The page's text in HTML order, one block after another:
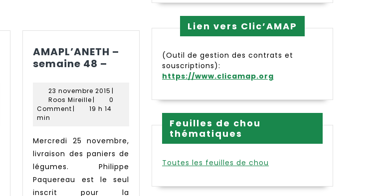
AMAPL’ANETH –
semaine 48 – AMAPL’ANETH
semaine
48
–
23 novembre 2015 23
novembre
2015
|
Roos MireilleRoos
Mireille
|
0
Comment |
19 h 14
min
Mercredi 25 novembre,
livraison des paniers de
légumes. Philippe
Paquereau est le seul
inscrit pour la
Lien vers Clic’AMAP
(Outil de gestion des contrats et
souscriptions):
https://www.clicamap.org
Feuilles de chou
thématiques
Toutes les feuilles de chou